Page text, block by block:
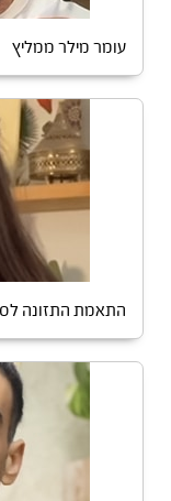
עומר מילר ממליץ
התאמת התזונה